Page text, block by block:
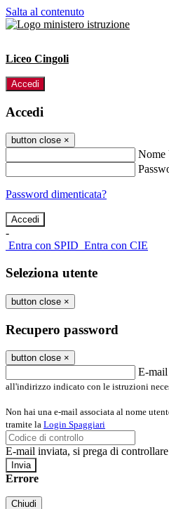
Salta al contenuto
Liceo Cingoli
Accedi
Accedi
button close ×
Nome
Password dimenticata?
-
Entra con SPID Entra con CIE
Seleziona utente
button close ×
Recupero password
button close ×
E-mail
all'indirizzo indicato con le istruzioni
Non hai una e-mail associata al nome
tramite la Login Spaggiari
E-mail inviata, si prega di
Errore
Chiudi